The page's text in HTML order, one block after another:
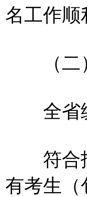
名工作顺
（二）
全省统
符合报
有考生（